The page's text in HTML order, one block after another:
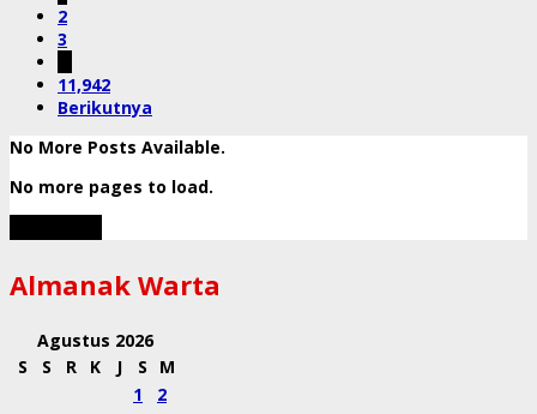
2
3
11,942
Berikutnya
No More Posts Available.
No more pages to load.
Almanak Warta
Agustus 2026
S
S R K J S
M
1
2